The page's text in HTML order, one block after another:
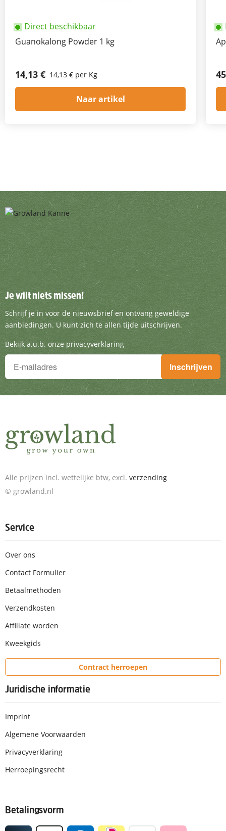
Direct beschikbaar
Guanokalong Powder 1 kg
14,13 € 14,13 € per Kg
Naar artikel
Je wilt niets missen!
Schrijf je in voor de nieuwsbrief en ontvang
Je wilt niets missen!
Schrijf je in voor de nieuwsbrief en ontvang geweldige
aanbiedingen. U kunt zich te allen tijde uitschrijven.
Bekijk a.u.b. onze privacyverklaring
Je wilt niets missen!
Schrijf je in voor de nieuwsbrief en ontvang geweldige
Inschrijven
Alle prijzen incl. wettelijke btw, excl. verzending
© growland.nl
Service
Over ons
Contact Formulier
Betaalmethoden
Verzendkosten
Affiliate worden
Kweekgids
Contract herroepen
Juridische informatie
Imprint
Algemene Voorwaarden
Privacyverklaring
Herroepingsrecht
Betalingsvorm